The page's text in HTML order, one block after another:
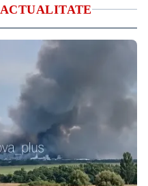
ACTUALITATE